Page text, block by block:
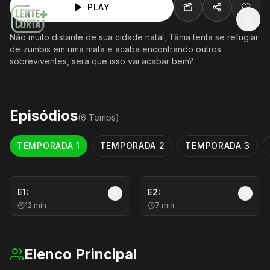
PLAY
Não muito distante de sua cidade natal, Tânia tenta se refugiar
de zumbis em uma mata e acaba encontrando outros
sobreviventes, será que isso vai acabar bem?
Episódios(6 Temps)
TEMPORADA 1 TEMPORADA 2 TEMPORADA3
E1:
12 min
E2:
7 min
Elenco Principal